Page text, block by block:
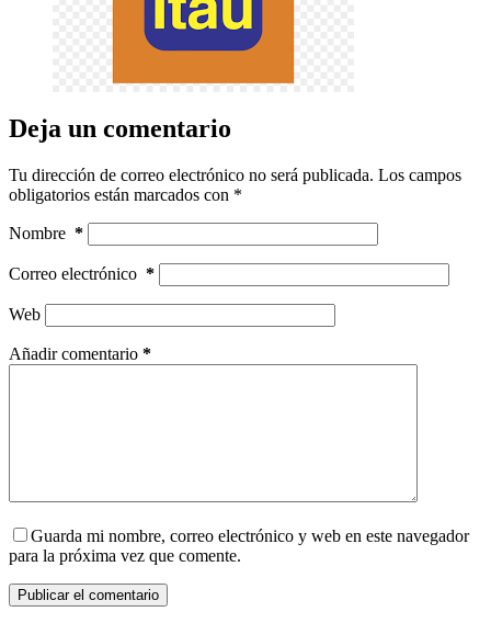
Deja un comentario
Tu dirección de correo electrónico no será publicada. Los campos
obligatorios están marcados con *
Nombre *
Correo electrónico *
Web
Añadir comentario *
Guarda mi nombre, correo electrónico y web en este navegador
para la próxima vez que comente.
Publicar el comentario